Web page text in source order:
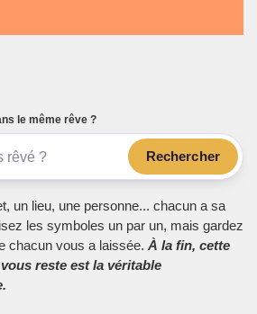
le même rêve ?
Rechercher
un lieu, une personne... chacun a sa
les symboles un par un, mais gardez
chacun vous a laissée. À la fin, cette
reste est la véritable